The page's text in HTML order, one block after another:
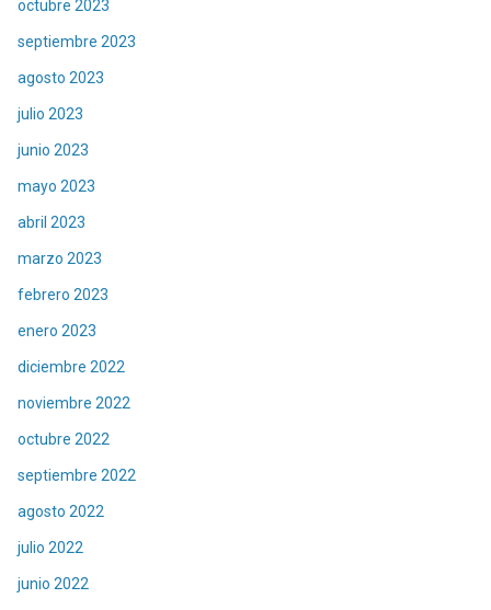
octubre 2023
septiembre 2023
agosto 2023
julio 2023
junio 2023
mayo 2023
abril 2023
marzo 2023
febrero 2023
enero 2023
diciembre 2022
noviembre 2022
octubre 2022
septiembre 2022
agosto 2022
julio 2022
junio 2022